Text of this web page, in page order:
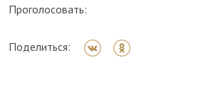
Проголосовать:
Поделиться: